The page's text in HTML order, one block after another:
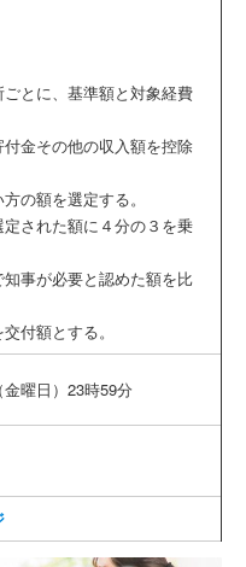
ごとに、基準額と対象経費
その他の収入額を控除
額を選定する。
定された額に４分の３を乗
が必要と認めた額を比
額とする。
曜日）23時59分